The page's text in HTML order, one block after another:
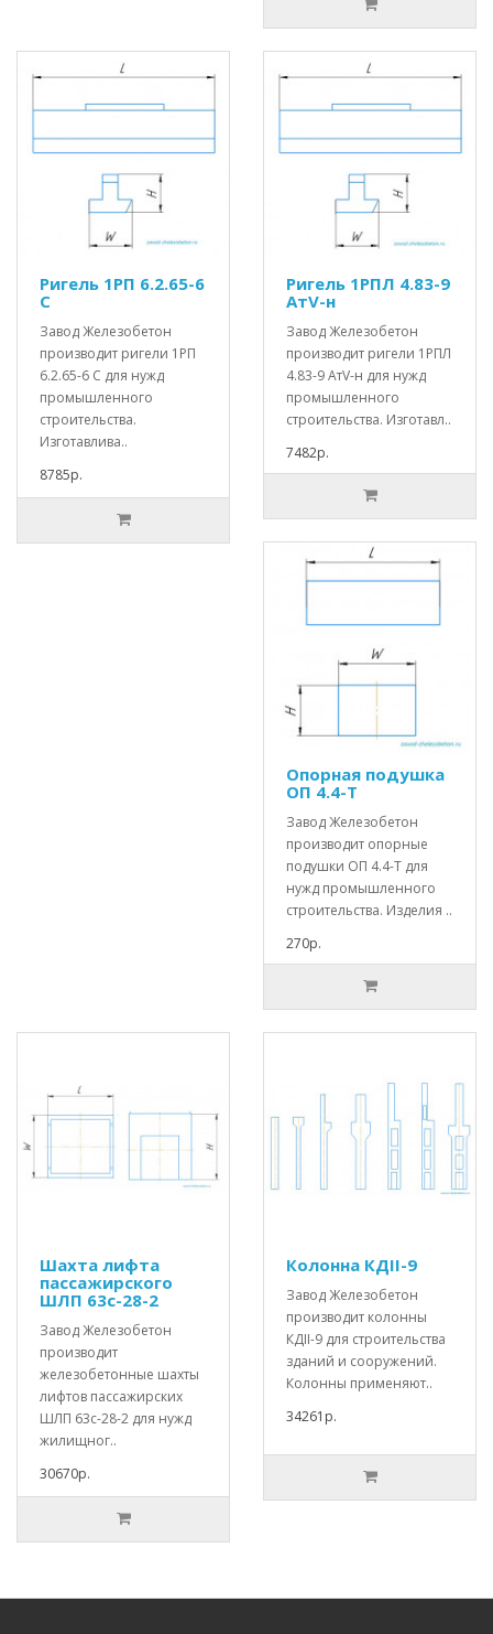
Ригель 1РП 6.2.65-6
С
Завод Железобетон
производит ригели 1РП
6.2.65-6 С для нужд
промышленного
строительства.
Изготавлива..
8785р.
Ригель 1РПЛ 4.83-9
АтV-н
Завод Железобетон
производит ригели 1РПЛ
4.83-9 АтV-н для нужд
промышленного
строительства. Изготавл..
7482р.
Опорная подушка
ОП 4.4-Т
Завод Железобетон
производит опорные
подушки ОП 4.4-Т для
нужд промышленного
строительства. Изделия ..
270р.
Шахта лифта
пассажирского
ШЛП 63с-28-2
Завод Железобетон
производит
железобетонные шахты
лифтов пассажирских
ШЛП 63с-28-2 для нужд
жилищног..
30670р.
Колонна КДII-9
Завод Железобетон
производит колонны
КДII-9 для строительства
зданий и сооружений.
Колонны применяют..
34261р.